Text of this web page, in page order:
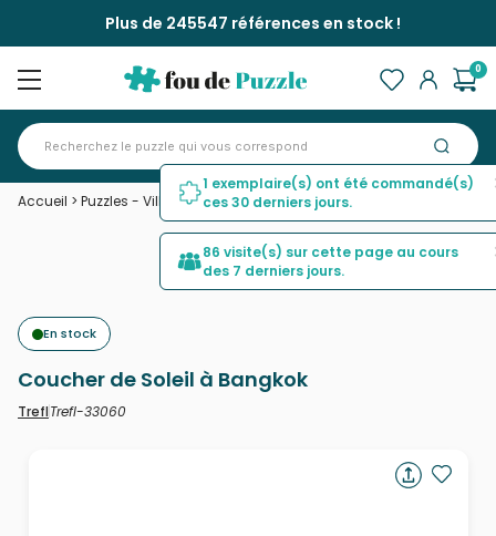
Plus de 245547 références en stock !
0
Accueil > Puzzles - Villes et Villages >Coucher de Soleil à Bangkok
En stock
Coucher de Soleil à Bangkok
TreflTrefl-33060
1 exemplaire(s) ont été commandé(s)
ces 30 derniers jours.
86 visite(s) sur cette page au cours
des 7 derniers jours.